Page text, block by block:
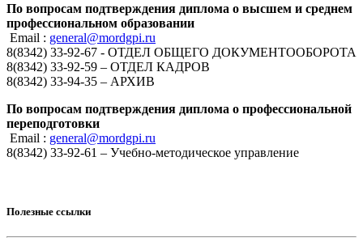
По вопросам подтверждения диплома о высшем и среднем
профессиональном образовании
Email : general@mordgpi.ru
8(8342) 33-92-67 - ОТДЕЛ ОБЩЕГО ДОКУМЕНТООБОРОТА
8(8342) 33-92-59 – ОТДЕЛ КАДРОВ
8(8342) 33-94-35 – АРХИВ
По вопросам подтверждения диплома о профессиональной
переподготовки
Email : general@mordgpi.ru
8(8342) 33-92-61 – Учебно-методическое управление
Полезные ссылки